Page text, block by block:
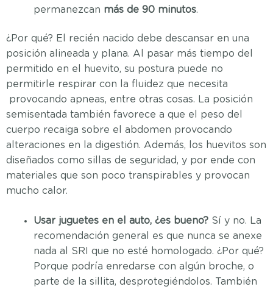
permanezcan más de 90 minutos.
¿Por qué? El recién nacido debe descansar en una
posición alineada y plana. Al pasar más tiempo del
permitido en el huevito, su postura puede no
permitirle respirar con la fluidez que necesita
provocando apneas, entre otras cosas. La posición
semisentada también favorece a que el peso del
cuerpo recaiga sobre el abdomen provocando
alteraciones en la digestión. Además, los huevitos son
diseñados como sillas de seguridad, y por ende con
materiales que son poco transpirables y provocan
mucho calor.
Usar juguetes en el auto, ¿es bueno? Sí y no. La
recomendación general es que nunca se anexe
nada al SRI que no esté homologado. ¿Por qué?
Porque podría enredarse con algún broche, o
parte de la sillita, desprotegiéndolos. También